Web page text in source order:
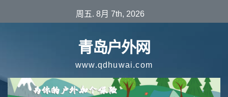
至
周五. 8月 7th, 2026
青岛户外网
www.qdhuwai.com